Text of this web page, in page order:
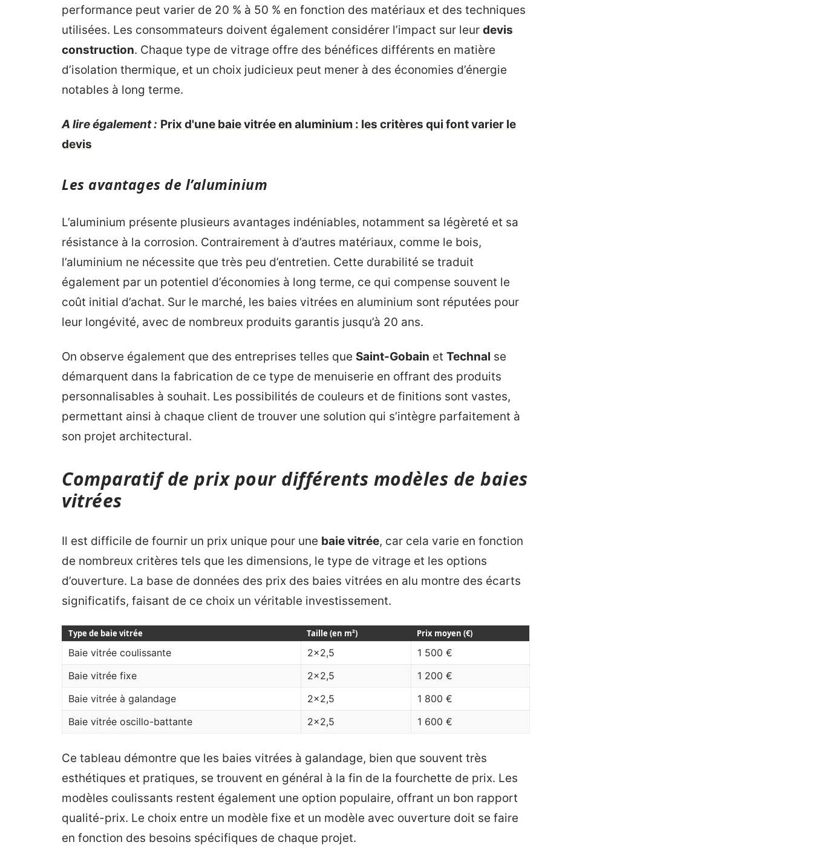
performance peut varier de 20 % à 50 % en fonction des matériaux et des techniques
utilisées. Les consommateurs doivent également considérer l’impact sur leur devis
construction. Chaque type de vitrage offre des bénéfices différents en matière
d’isolation thermique, et un choix judicieux peut mener à des économies d’énergie
notables à long terme.
A lire également : Prix d'une baie vitrée en aluminium : les critères qui font varier le
devis
Les avantages de l’aluminium
L’aluminium présente plusieurs avantages indéniables, notamment sa légèreté et sa
résistance à la corrosion. Contrairement à d’autres matériaux, comme le bois,
l’aluminium ne nécessite que très peu d’entretien. Cette durabilité se traduit
également par un potentiel d’économies à long terme, ce qui compense souvent le
coût initial d’achat. Sur le marché, les baies vitrées en aluminium sont réputées pour
leur longévité, avec de nombreux produits garantis jusqu’à 20 ans.
On observe également que des entreprises telles que Saint-Gobain et Technal se
démarquent dans la fabrication de ce type de menuiserie en offrant des produits
personnalisables à souhait. Les possibilités de couleurs et de finitions sont vastes,
permettant ainsi à chaque client de trouver une solution qui s’intègre parfaitement à
son projet architectural.
Comparatif de prix pour différents modèles de baies
vitrées
Il est difficile de fournir un prix unique pour une baie vitrée, car cela varie en fonction
de nombreux critères tels que les dimensions, le type de vitrage et les options
d’ouverture. La base de données des prix des baies vitrées en alu montre des écarts
significatifs, faisant de ce choix un véritable investissement.
Type de baie vitrée Taille (en m²) Prix moyen (€)
Baie vitrée coulissante 2×2,5
1 500 €
Baie vitrée fixe
2×2,5
1 200 €
Baie vitrée à galandage
2×2,5
1 800 €
Baie vitrée oscillo-battante
2×2,5 1 600 €
Ce tableau démontre que les baies vitrées à galandage, bien que souvent très
esthétiques et pratiques, se trouvent en général à la fin de la fourchette de prix. Les
modèles coulissants restent également une option populaire, offrant un bon rapport
qualité-prix. Le choix entre un modèle fixe et un modèle avec ouverture doit se faire
en fonction des besoins spécifiques de chaque projet.